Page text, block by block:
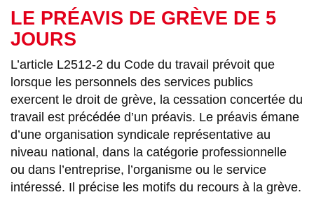
LE PRÉAVIS DE GRÈVE DE 5
JOURS
L’article L2512-2 du Code du travail prévoit que
lorsque les personnels des services publics
exercent le droit de grève, la cessation concertée du
travail est précédée d’un préavis. Le préavis émane
d’une organisation syndicale représentative au
niveau national, dans la catégorie professionnelle
ou dans l’entreprise, l’organisme ou le service
intéressé. Il précise les motifs du recours à la grève.